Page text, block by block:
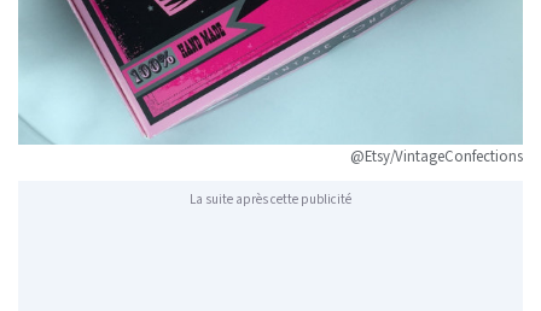
@Etsy/VintageConfections
La suite après cette publicité